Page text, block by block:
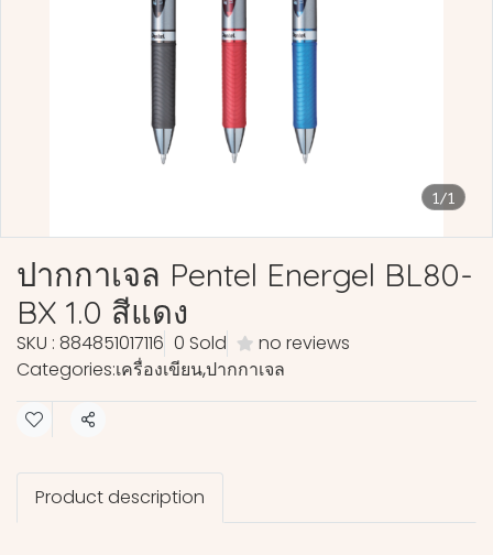
1/1
ปากกาเจล Pentel Energel BL80-
BX 1.0 สีแดง
SKU : 884851017116 0 Sold
no reviews
Categories:เครื่องเขียน,ปากกาเจล
Share
Product description